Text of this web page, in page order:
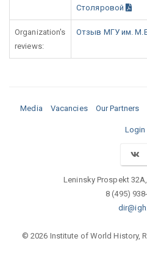
Столяровой
Organization's
reviews:
Отзыв МГУ им.
Media Vacancies Our Partners
Login
Leninsky Prospekt
8 (495)
© 2026 Institute of World History,